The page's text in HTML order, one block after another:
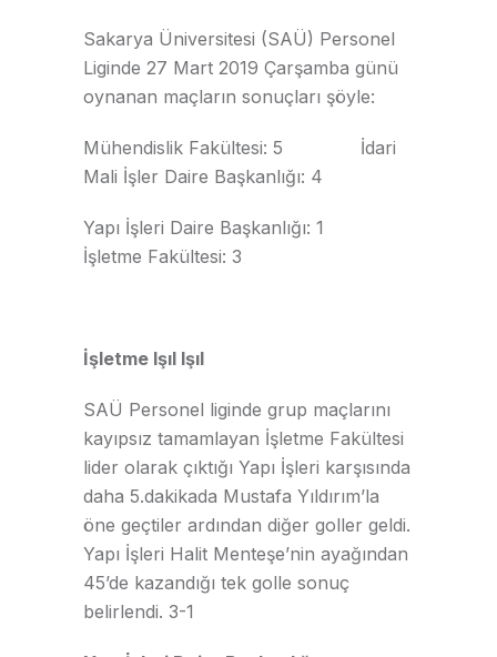
Sakarya Üniversitesi (SAÜ) Personel
Liginde 27 Mart 2019 Çarşamba günü
oynanan maçların sonuçları şöyle:
Mühendislik Fakültesi: 5 İdari
Mali İşler Daire Başkanlığı: 4
Yapı İşleri Daire Başkanlığı: 1
İşletme Fakültesi: 3
İşletme Işıl Işıl
SAÜ Personel liginde grup maçlarını
kayıpsız tamamlayan İşletme Fakültesi
lider olarak çıktığı Yapı İşleri karşısında
daha 5.dakikada Mustafa Yıldırım’la
öne geçtiler ardından diğer goller geldi.
Yapı İşleri Halit Menteşe’nin ayağından
45’de kazandığı tek golle sonuç
belirlendi. 3-1